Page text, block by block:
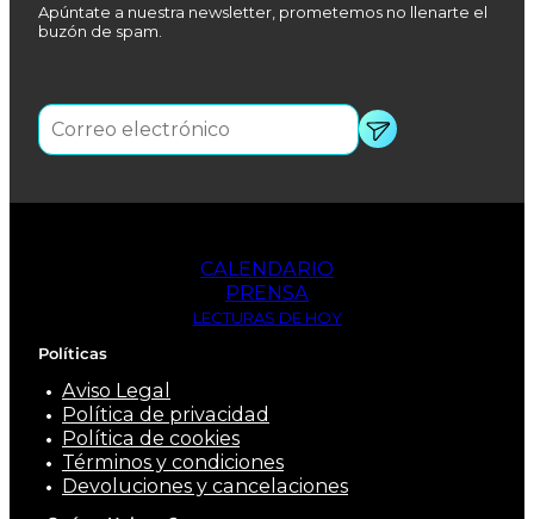
Apúntate a nuestra newsletter, prometemos no llenarte el
buzón de spam.
CALENDARIO
PRENSA
LECTURAS DE HOY
Políticas
Aviso Legal
Política de privacidad
Política de cookies
Términos y condiciones
Devoluciones y cancelaciones